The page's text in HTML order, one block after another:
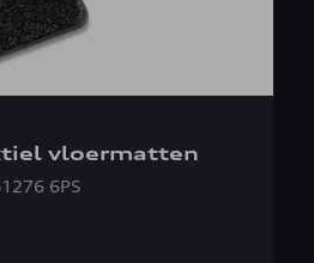
vloermatten
6PS